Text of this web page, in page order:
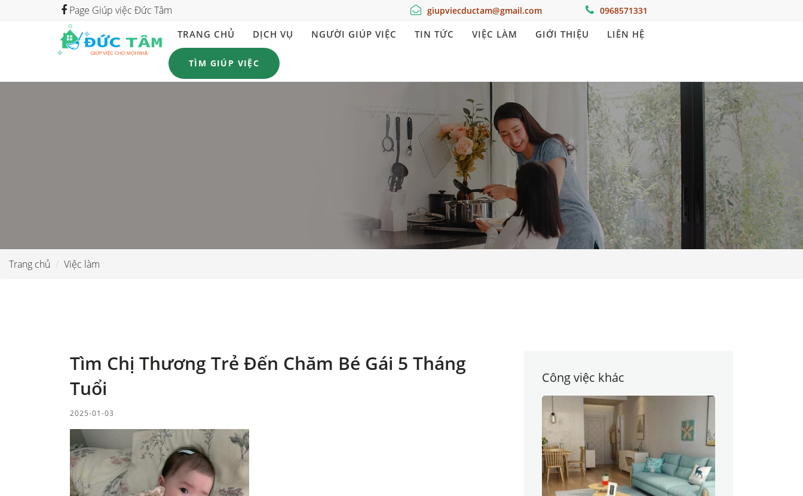
Page Giúp việc Đức Tâm giupviecductam@gmail.com 0968571331
TRANG CHỦ DỊCH VỤ NGƯỜI GIÚP VIỆC TIN TỨC VIỆC LÀM GIỚI THIỆU LIÊN HỆ
TÌM GIÚP VIỆC
Trang chủ Việc làm
Tìm Chị Thương Trẻ Đến Chăm Bé Gái 5 Tháng
Tuổi
2025-01-03
Công việc khác